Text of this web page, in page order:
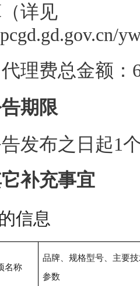
详见
理费总金额：
期限
发布之日起1
补充事宜
信息
名称
品牌、规格型号、主要
参数